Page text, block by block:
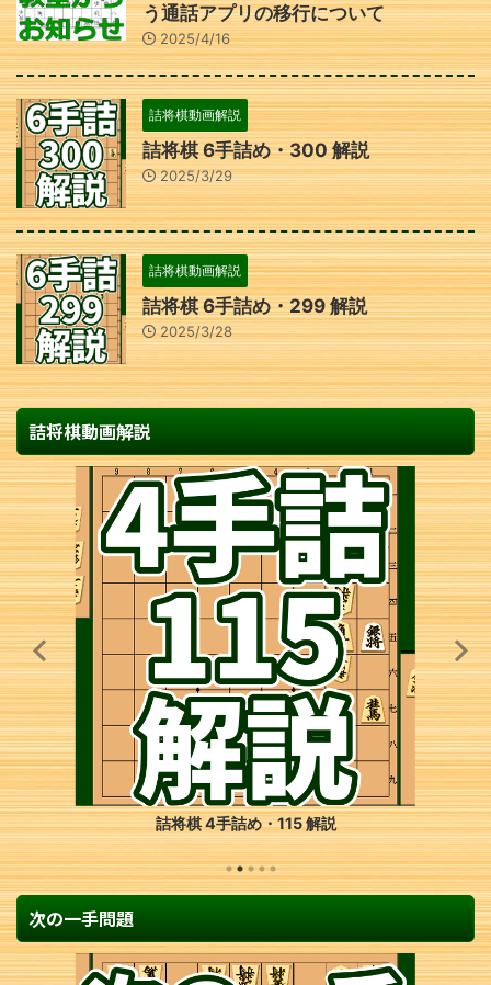
う通話アプリの移行について
2025/4/16
詰将棋動画解説
詰将棋 6手詰め・300 解説
2025/3/29
詰将棋動画解説
詰将棋 6手詰め・299 解説
2025/3/28
詰将棋動画解説
詰将棋 1手詰め・79 解説
次の一手問題